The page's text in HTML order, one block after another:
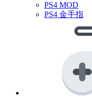
PS4 MOD
PS4 金手指